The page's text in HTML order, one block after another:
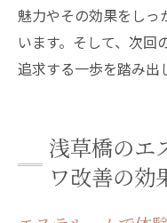
魅力やその効果をしっ
います。そして、次回
追求する一歩を踏み出
浅草橋のエ
ワ改善の効